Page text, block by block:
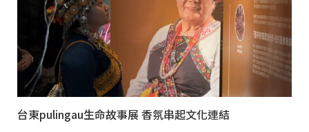
台東pulingau生命故事展 香氛串起文化連結